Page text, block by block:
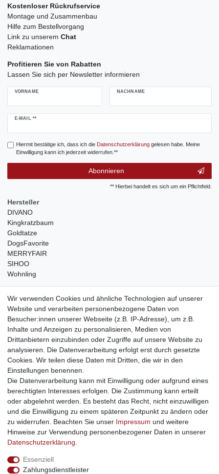
Kostenloser Rückrufservice
Montage und Zusammenbau
Hilfe zum Bestellvorgang
Link zu unserem Chat
Reklamationen
Profitieren Sie von Rabatten
Lassen Sie sich per Newsletter informieren
VORNAME NACHNAME
E-MAIL **
Newsletter
Hiermit bestätige ich, dass ich die Daten­schutz­erklärunggelesen habe. Meine
Einwilligung kann ich jederzeit widerrufen.**
Abonnieren
** Hierbei handelt es sich um ein Pflichtfeld.
Hersteller
DIVANO
Kingkratzbaum
Goldtatze
DogsFavorite
MERRYFAIR
SIHOO
Wohnling
weitere Shops
traumlampen- Lampen und Kronleuchter
kinderwagencenter- Exklusive und günstige Kinderwagen
gastrogeraete24- alles für Gastronomie und Imbiss
soziale Medien
Facebook
sicher einkaufen
Sichere Bestellung und Zahlung via SSL Verschlüsselung
Wir verwenden Cookies und ähnliche Technologien auf unserer
Website und verarbeiten personenbezogene Daten von
Besucher:innen unserer Webseite (z.B. IP-Adresse), um z.B.
Inhalte und Anzeigen zu personalisieren, Medien von
Drittanbietern einzubinden oder Zugriffe auf unsere Website zu
analysieren. Die Datenverarbeitung erfolgt erst durch gesetzte
Cookies. Wir teilen diese Daten mit Dritten, die wir in den
Einstellungen benennen.
Die Datenverarbeitung kann mit Einwilligung oder aufgrund eines
berechtigten Interesses erfolgen. Die Zustimmung kann erteilt
oder abgelehnt werden. Es besteht das Recht, nicht einzuwilligen
und die Einwilligung zu einem späteren Zeitpunkt zu ändern oder
zu widerrufen. Beachten Sie unser Impressum und weitere
Hinweise zur Verwendung personenbezogener Daten in unserer
Daten­schutz­erklärung
Essenziell
Zahlungsdienstleister
Widerrufs­recht Widerrufs­formular